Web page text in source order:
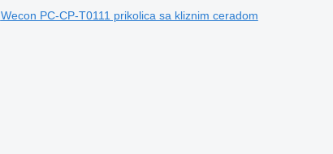
Wecon PC-CP-T0111 prikolica sa kliznim ceradom